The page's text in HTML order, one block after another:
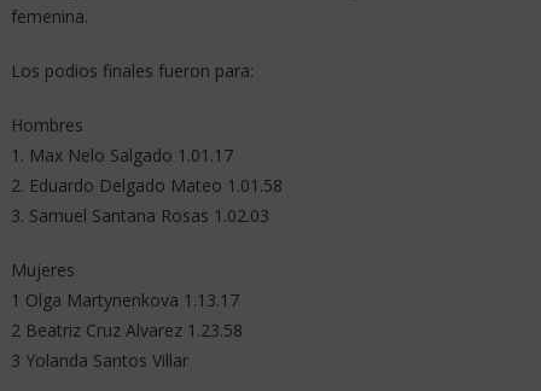
femenina.
Los podios finales fueron para:
Hombres
1. Max Nelo Salgado 1.01.17
2. Eduardo Delgado Mateo 1.01.58
3. Samuel Santana Rosas 1.02.03
Mujeres
1 Olga Martynenkova 1.13.17
2 Beatriz Cruz Alvarez 1.23.58
3 Yolanda Santos Villar